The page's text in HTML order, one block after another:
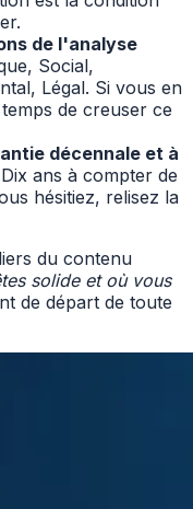
de l'analyse
Social,
Légal. Si vous en
de creuser ce
décennale et à
Dix ans à compter de
hésitiez, relisez la
du contenu
solide et où vous
de départ de toute